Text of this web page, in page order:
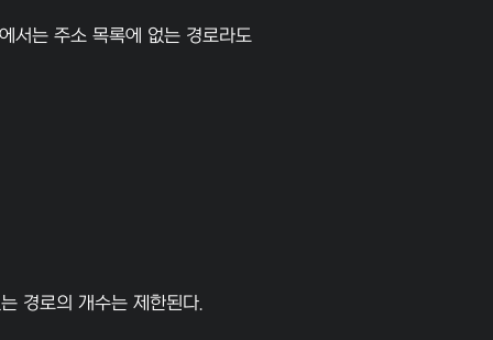
서는 주소 목록에 없는 경로라도
경로의 개수는 제한된다.